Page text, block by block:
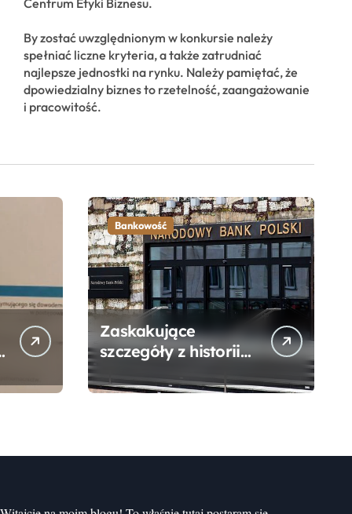
Centrum Etyki Biznesu.
By zostać uwzględnionym w konkursie należy
spełniać liczne kryteria, a także zatrudniać
najlepsze jednostki na rynku. Należy pamiętać, że
dpowiedzialny biznes to rzetelność, zaangażowanie
i pracowitość.
Bankowość
Zaskakujące
szczegóły z historii
Narodowego Banku